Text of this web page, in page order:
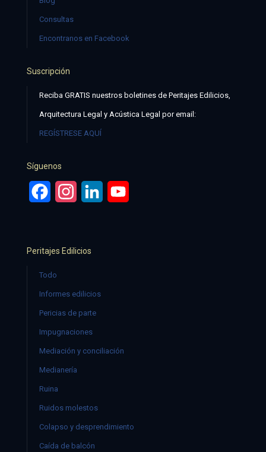
Consultas
Encontranos en Facebook
Suscripción
Reciba GRATIS nuestros boletines de Peritajes Edilicios,
Arquitectura Legal y Acústica Legal por email:
REGÍSTRESE AQUÍ
Síguenos
FacebookInstagramLinkedIn
Peritajes Edilicios
Todo
Informes edilicios
Pericias de parte
Impugnaciones
Mediación y conciliación
Medianería
Ruina
Ruidos molestos
Colapso y desprendimiento
Caída de balcón